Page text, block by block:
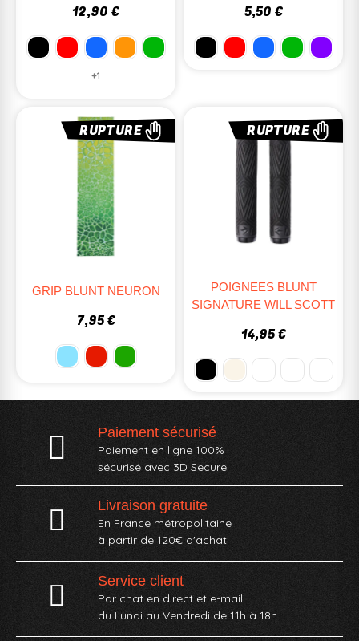
12,90 €
+1
5,50 €
RUPTURE
GRIP BLUNT NEURON
7,95 €
RUPTURE
POIGNEES BLUNT
SIGNATURE WILL SCOTT
14,95 €
Paiement sécurisé
Paiement en ligne 100%
sécurisé avec 3D Secure.
Livraison gratuite
En France métropolitaine
à partir de 120€ d'achat.
Service client
Par chat en direct et e-mail
du Lundi au Vendredi de 11h à 18h.